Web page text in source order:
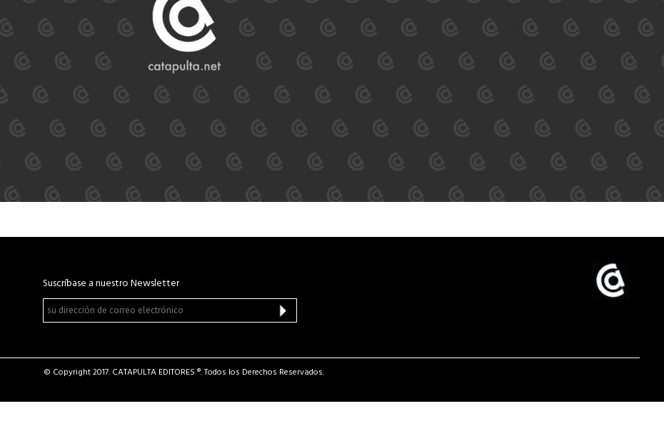
Suscríbase a nuestro Newsletter
© Copyright 2017. CATAPULTA EDITORES ®. Todos los Derechos Reservados.